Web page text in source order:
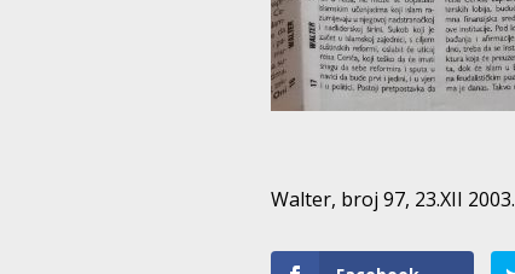
Walter, broj 97, 23.XII 2003.